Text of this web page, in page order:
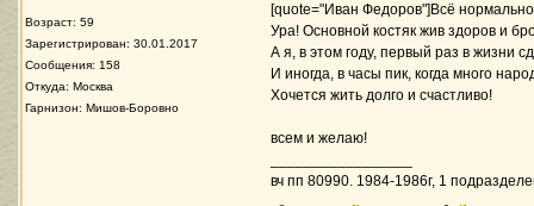
Возраст: 59
Зарегистрирован: 30.01.2017
Сообщения: 158
Откуда: Москва
Гарнизон: Мишов-Боровно
[quote="Иван Федоров"]Всё
Ура! Основной костяк жив здоров и
А я, в этом году, первый раз в жизни
И иногда, в часы пик, когда много
Хочется жить долго и счастливо!
всем и желаю!
вч пп 80990. 1984-1986г, 1